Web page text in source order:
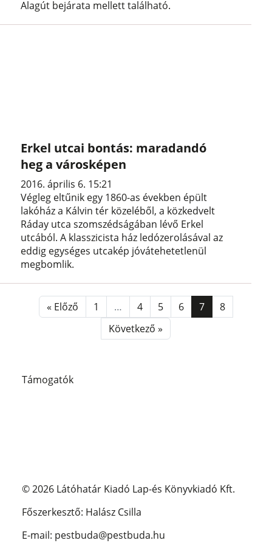
Alagút bejárata mellett található.
Erkel utcai bontás: maradandó
heg a városképen
2016. április 6. 15:21
Végleg eltűnik egy 1860-as években épült
lakóház a Kálvin tér közeléből, a közkedvelt
Ráday utca szomszédságában lévő Erkel
utcából. A klasszicista ház ledózerolásával az
eddig egységes utcakép jóvátehetetlenül
megbomlik.
« Előző 1 … 4 5 6 7
8
Következő »
Támogatók
© 2026 Látóhatár Kiadó Lap-és Könyvkiadó Kft.
Főszerkesztő: Halász Csilla
E-mail: pestbuda@pestbuda.hu